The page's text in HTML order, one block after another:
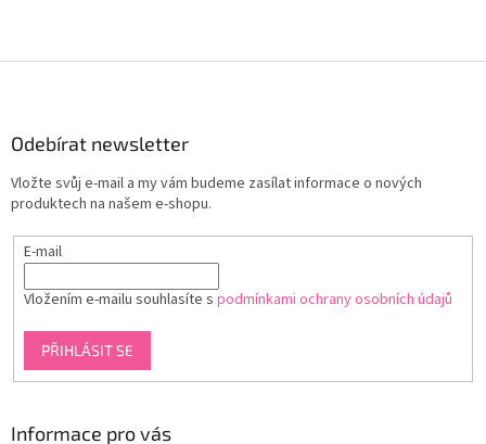
Odebírat newsletter
Vložte svůj e-mail a my vám budeme zasílat informace o nových
produktech na našem e-shopu.
E-mail
Vložením e-mailu souhlasíte s podmínkami ochrany osobních údajů
PŘIHLÁSIT SE
Informace pro vás